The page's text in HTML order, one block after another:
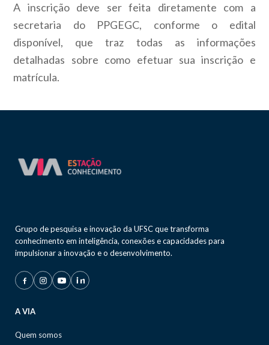
A inscrição deve ser feita diretamente com a
secretaria do PPGEGC, conforme o edital
disponível, que traz todas as informações
detalhadas sobre como efetuar sua inscrição e
matrícula.
Grupo de pesquisa e inovação da UFSC que transforma
conhecimento em inteligência, conexões e capacidades para
impulsionar a inovação e o desenvolvimento.
A VIA
Quem somos